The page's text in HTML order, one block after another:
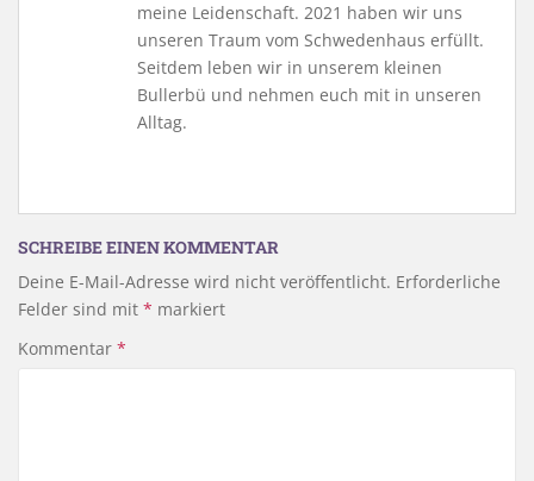
meine Leidenschaft. 2021 haben wir uns
unseren Traum vom Schwedenhaus erfüllt.
Seitdem leben wir in unserem kleinen
Bullerbü und nehmen euch mit in unseren
Alltag.
SCHREIBE EINEN KOMMENTAR
Deine E-Mail-Adresse wird nicht veröffentlicht. Erforderliche
Felder sind mit * markiert
Kommentar *